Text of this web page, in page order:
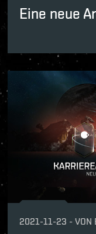
Eine neue
dawn-2021-quadrant-4
changes
updates
2021-11-23 - VON